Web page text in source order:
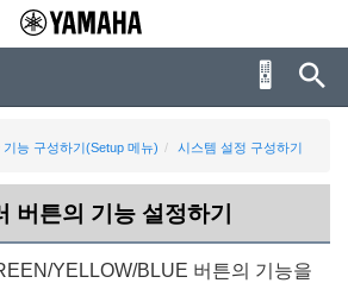
기능 구성하기(Setup 메뉴) 시스템 설정 구성하기
버튼의 기능 설정하기
/YELLOW/BLUE 버튼의 기능을